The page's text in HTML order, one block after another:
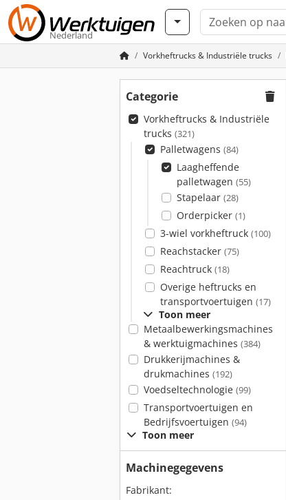
Nederland
Vorkheftrucks & Industriële trucks
Categorie
Vorkheftrucks & Industriële
trucks (321)
Palletwagens (84)
Laagheffende
palletwagen (55)
Stapelaar (28)
Orderpicker (1)
3-wiel vorkheftruck (100)
Reachstacker (75)
Reachtruck (18)
Overige heftrucks en
transportvoertuigen (17)
Toon meer
Metaalbewerkingsmachines
& werktuigmachines (384)
Drukkerijmachines &
drukmachines (192)
Voedseltechnologie (99)
Transportvoertuigen en
Bedrijfsvoertuigen (94)
Toon meer
Machinegegevens
Fabrikant: